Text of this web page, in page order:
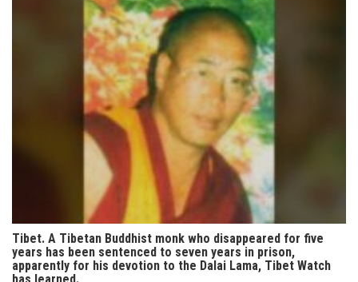
Tibet. A Tibetan Buddhist monk who disappeared for five
years has been sentenced to seven years in prison,
apparently for his devotion to the Dalai Lama, Tibet Watch